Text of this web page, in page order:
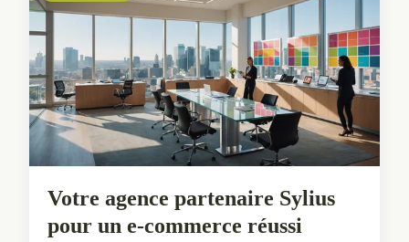
Votre agence partenaire Sylius
pour un e-commerce réussi